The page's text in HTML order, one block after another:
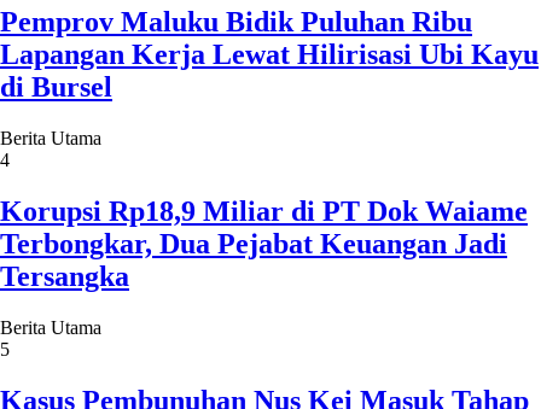
Pemprov Maluku Bidik Puluhan Ribu
Lapangan Kerja Lewat Hilirisasi Ubi Kayu
di Bursel
Berita Utama
4
Korupsi Rp18,9 Miliar di PT Dok Waiame
Terbongkar, Dua Pejabat Keuangan Jadi
Tersangka
Berita Utama
5
Kasus Pembunuhan Nus Kei Masuk Tahap